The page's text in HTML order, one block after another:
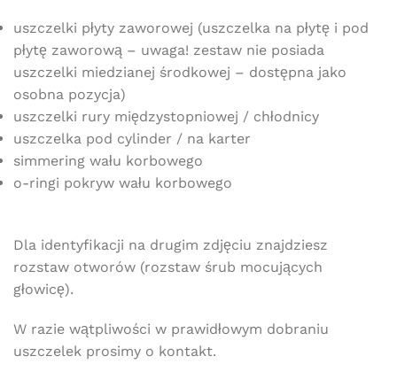
uszczelki płyty zaworowej (uszczelka na płytę i pod
płytę zaworową – uwaga! zestaw nie posiada
uszczelki miedzianej środkowej – dostępna jako
osobna pozycja)
uszczelki rury międzystopniowej / chłodnicy
uszczelka pod cylinder / na karter
simmering wału korbowego
o-ringi pokryw wału korbowego
Dla identyfikacji na drugim zdjęciu znajdziesz
rozstaw otworów (rozstaw śrub mocujących
głowicę).
W razie wątpliwości w prawidłowym dobraniu
uszczelek prosimy o kontakt.
internetowym o wartości minimum 80,00 zł brutto.
Przejdź do sklepu
Oferta ograniczona czasowo